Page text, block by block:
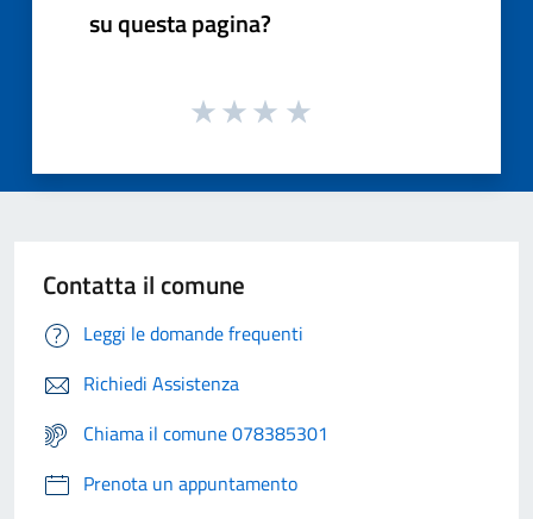
su questa pagina?
Contatta il comune
Leggi le domande frequenti
Richiedi Assistenza
Chiama il comune 078385301
Prenota un appuntamento